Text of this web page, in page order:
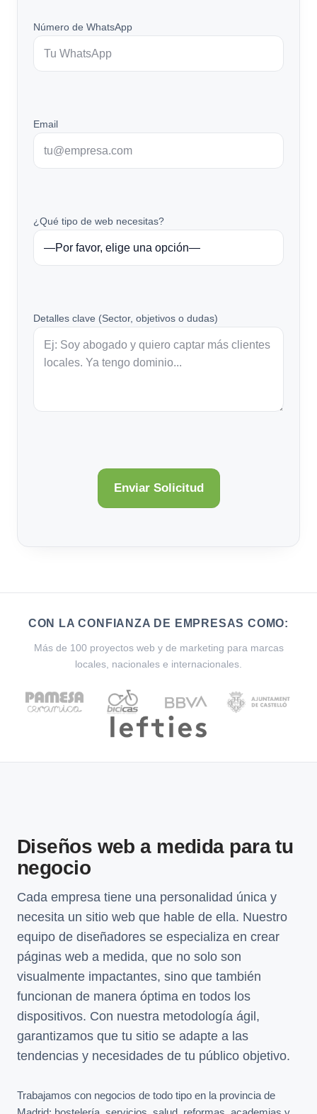
Número de WhatsApp
Email
¿Qué tipo de web necesitas?
Detalles clave (Sector, objetivos o dudas)
CON LA CONFIANZA DE EMPRESAS COMO:
Más de 100 proyectos web y de marketing para marcas
locales, nacionales e internacionales.
Diseños web a medida para tu
negocio
Cada empresa tiene una personalidad única y
necesita un sitio web que hable de ella. Nuestro
equipo de diseñadores se especializa en crear
páginas web a medida, que no solo son
visualmente impactantes, sino que también
funcionan de manera óptima en todos los
dispositivos. Con nuestra metodología ágil,
garantizamos que tu sitio se adapte a las
tendencias y necesidades de tu público objetivo.
Trabajamos con negocios de todo tipo en la provincia de